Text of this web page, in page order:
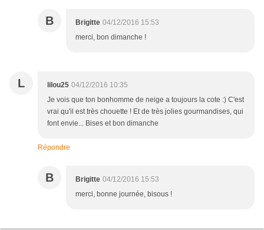
B Brigitte 04/12/2016 15:53
merci, bon dimanche !
L lilou25 04/12/2016 10:35
Je vois que ton bonhomme de neige a toujours la cote :) C'est
vrai qu'il est très chouette ! Et de très jolies gourmandises, qui
font envie... Bises et bon dimanche
Répondre
B Brigitte 04/12/2016 15:53
merci, bonne journée, bisous !